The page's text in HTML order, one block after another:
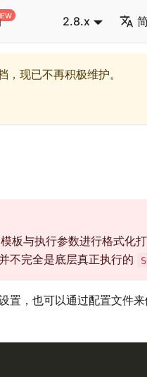
2.8.x
，现已不再积极维护。
板与执行参数进行格式化
不完全是底层真正执行的
置，也可以通过配置文件